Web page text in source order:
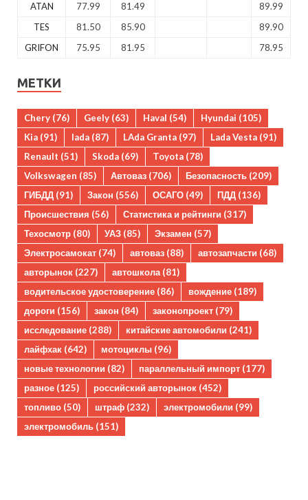
ATAN 77.99 81.49
89.99
TES
81.50 85.90
89.90
GRIFON
75.95 81.95 78.95
МЕТКИ
Chery (76) Geely (63) Haval (54) Hyundai (105)
Kia (91) lada (87) LAda Granta (97) Lada Vesta (91)
Renault (51) Skoda (69) Toyota (78)
Volkswagen (85) Автоваз (706) Безопасность (209)
ГИБДД (91) Закон (556) ОСАГО (49) ПДД (136)
Происшествия (56) Статистика и рейтинги (317)
Техосмотр (80) УАЗ (85) Экзамен (57)
Электросамокат (74) автоваз (88) автозапчасти (68)
авторынок (227) автошкола(81)
водительское удостоверение (86) вождение (189)
дороги (156) закон (84) законопроект (79)
исследование (288) китайские автомобили (241)
лайфхак (642) мотоциклы (96)
новые технологии (82) параллельный импорт (177)
разное (125) российский авторынок (452)
топливо (50) штраф (232) электромобили (99)
электромобиль (151)